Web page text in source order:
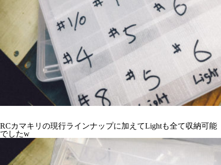
RCカマキリの現行ラインナップに加えてLightも全て収納可能
でしたw